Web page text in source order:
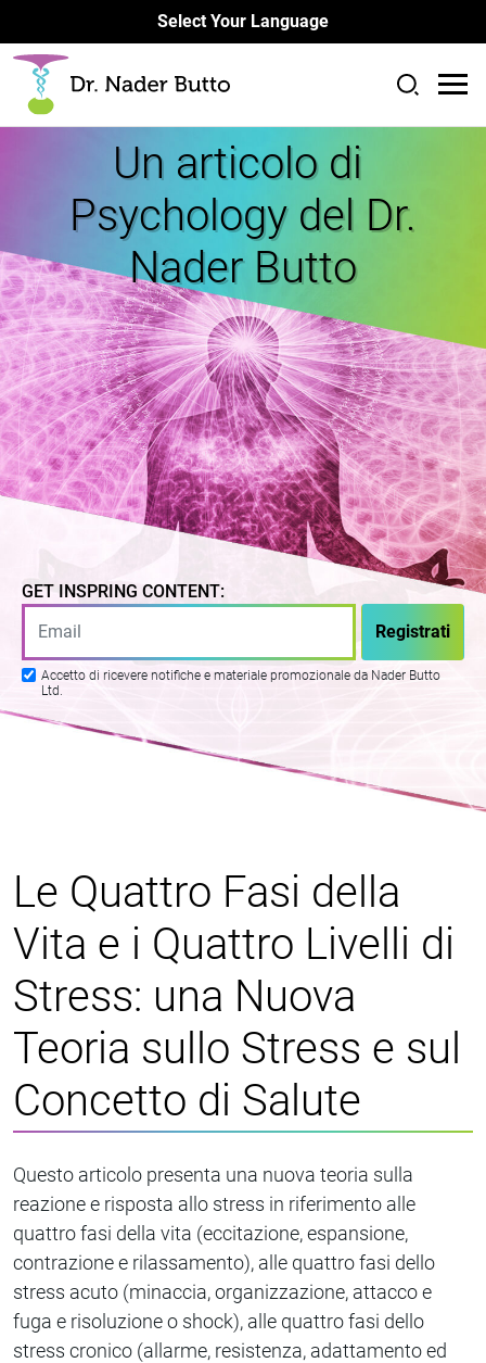
Select Your Language
Un articolo di
Psychology del Dr.
Nader Butto
GET INSPRING CONTENT:
Accetto di ricevere notifiche e materiale promozionale da Nader Butto
Ltd.
Le Quattro Fasi della
Vita e i Quattro Livelli di
Stress: una Nuova
Teoria sullo Stress e sul
Concetto di Salute
Questo articolo presenta una nuova teoria sulla
reazione e risposta allo stress in riferimento alle
quattro fasi della vita (eccitazione, espansione,
contrazione e rilassamento), alle quattro fasi dello
stress acuto (minaccia, organizzazione, attacco e
fuga e risoluzione o shock), alle quattro fasi dello
stress cronico (allarme, resistenza, adattamento ed